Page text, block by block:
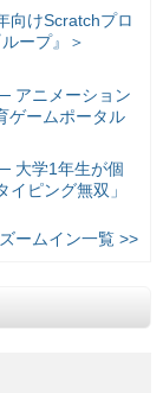
向けScratchプロ
ープ』＞
アニメーション
ゲームポータル
大学1年生が個
ピング無双」
ズームイン一覧 >>